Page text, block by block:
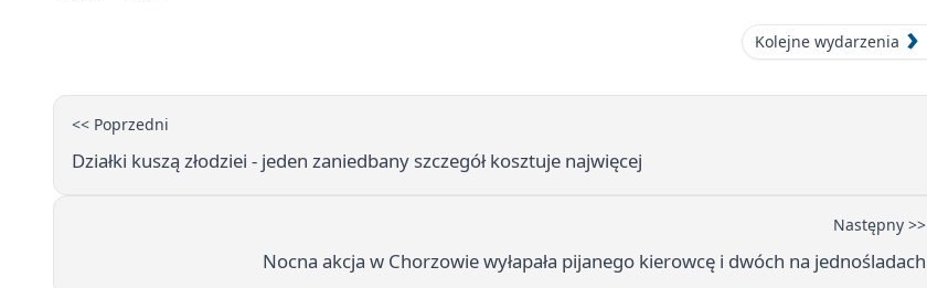
Kolejne wydarzenia
<< Poprzedni
Działki kuszą złodziei - jeden zaniedbany szczegół kosztuje najwięcej
Następny >>
Nocna akcja w Chorzowie wyłapała pijanego kierowcę i dwóch na jednośladach